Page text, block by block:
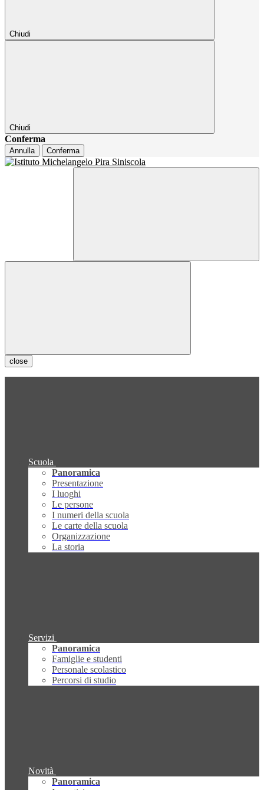
Chiudi
Chiudi
Conferma
Annulla Conferma
close
Scuola
Panoramica
Presentazione
I luoghi
Le persone
I numeri della scuola
Le carte della scuola
Organizzazione
La storia
Servizi
Panoramica
Famiglie e studenti
Personale scolastico
Percorsi di studio
Novità
Panoramica